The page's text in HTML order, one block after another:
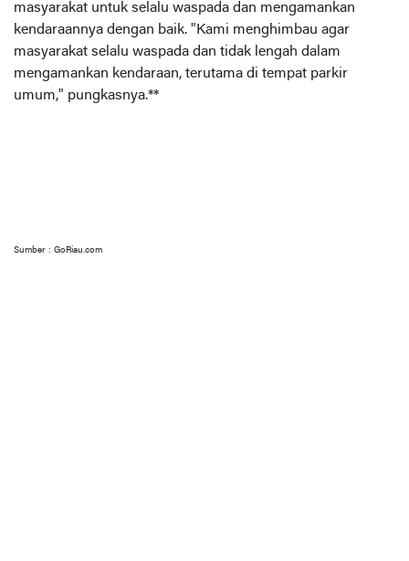
masyarakat untuk selalu waspada dan mengamankan
kendaraannya dengan baik. "Kami menghimbau agar
masyarakat selalu waspada dan tidak lengah dalam
mengamankan kendaraan, terutama di tempat parkir
umum," pungkasnya.**
Sumber : GoRiau.com